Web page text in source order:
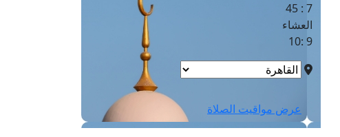
7 : 45
العشاء
9 :10
عرض مواقيت الصلاة